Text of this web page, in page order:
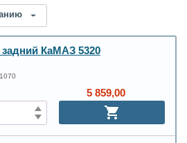
КаМАЗ 5320
5 859,00